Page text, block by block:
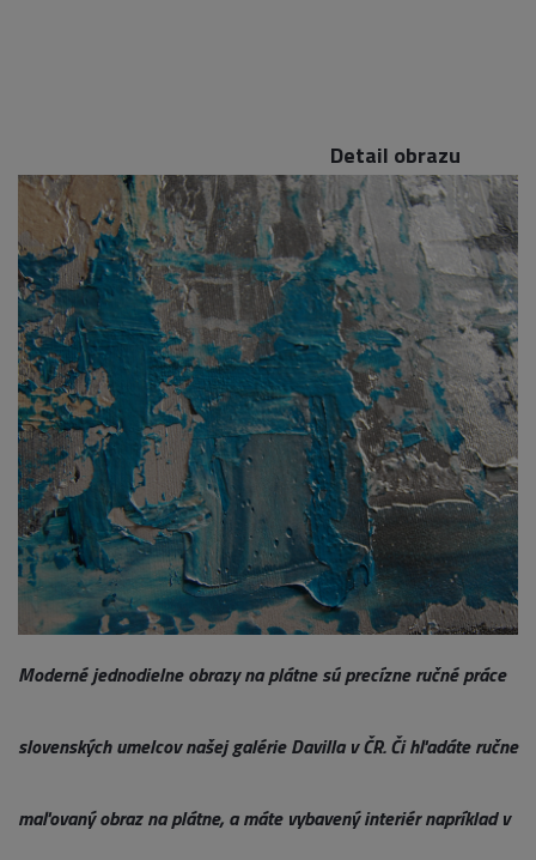
Detail obrazu
Moderné jednodielne obrazy na plátne sú precízne ručné práce
slovenských umelcov našej galérie Davilla v ČR. Či hľadáte ručne
maľovaný obraz na plátne, a máte vybavený interiér napríklad v